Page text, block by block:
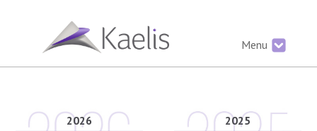
Menu
2026 2025